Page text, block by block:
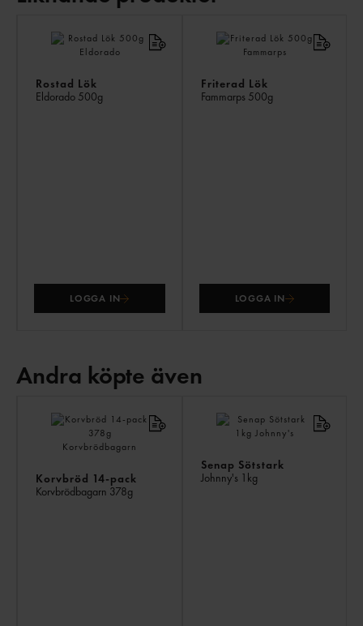
Rostad Lök
Eldorado 500g
LOGGA IN
Friterad Lök
Fammarps 500g
LOGGA IN
Andra köpte även
Korvbröd 14-pack
Korvbrödbagarn 378g
Senap Sötstark
Johnny's 1kg